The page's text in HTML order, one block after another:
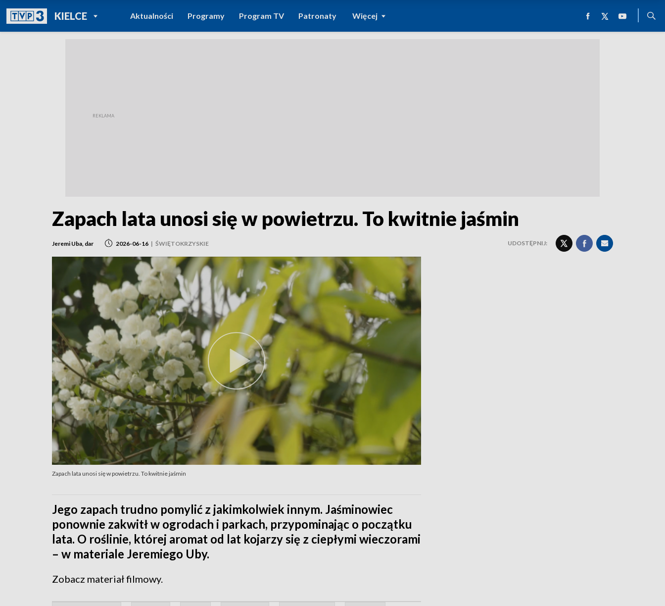
KIELCEPOWRÓT DO
TVP REGIONY
Aktualności Programy Program TV Patronaty Więcej
Zapach lata unosi się w powietrzu. To kwitnie jaśmin
Jeremi Uba, dar 2026-06-16 | ŚWIĘTOKRZYSKIE UDOSTĘPNIJ:
Zapach lata unosi się w powietrzu. To kwitnie jaśmin
Jego zapach trudno pomylić z jakimkolwiek innym. Jaśminowiec
ponownie zakwitł w ogrodach i parkach, przypominając o początku
lata. O roślinie, której aromat od lat kojarzy się z ciepłymi wieczorami
– w materiale Jeremiego Uby.
Zobacz materiał filmowy.